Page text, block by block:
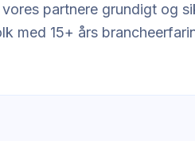
vores partnere grundigt og
med 15+ års